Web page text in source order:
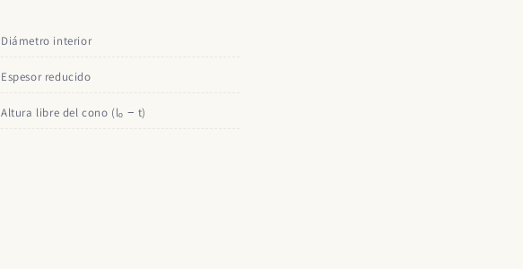
Diámetro interior
Espesor reducido
Altura libre del cono (lₒ − t)